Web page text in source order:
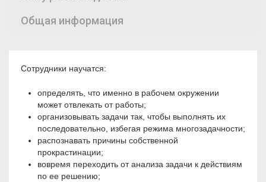
Общая информация
Сотрудники научатся:
определять, что именно в рабочем окружении
может отвлекать от работы;
организовывать задачи так, чтобы выполнять их
последовательно, избегая режима многозадачности;
распознавать причины собственной
прокрастинации;
вовремя переходить от анализа задачи к действиям
по ее решению;